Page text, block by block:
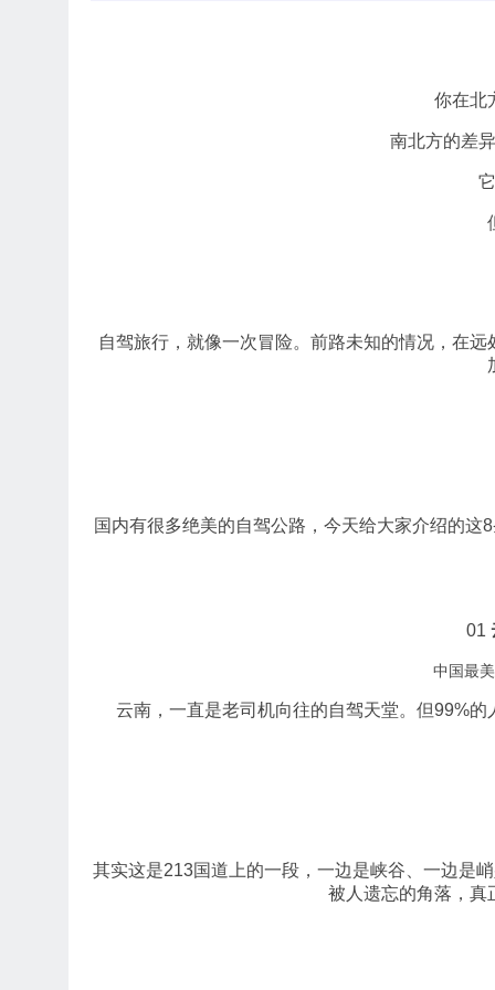
你在北
南北方的差
自驾旅行，就像一次冒险。前路未知的情况，在
国内有很多绝美的自驾公路，今天给大家介绍的
01
中国最
云南，一直是老司机向往的自驾天堂。但99%
其实这是213国道上的一段，一边是峡谷、一边是
被人遗忘的角落，真